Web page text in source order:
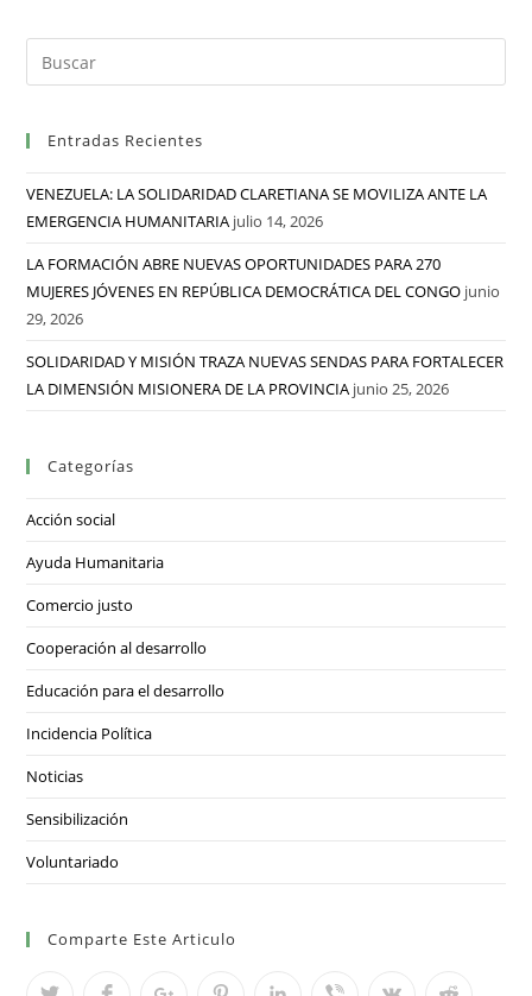
Entradas Recientes
VENEZUELA: LA SOLIDARIDAD CLARETIANA SE MOVILIZA ANTE LA
EMERGENCIA HUMANITARIA julio 14, 2026
LA FORMACIÓN ABRE NUEVAS OPORTUNIDADES PARA 270
MUJERES JÓVENES EN REPÚBLICA DEMOCRÁTICA DEL CONGO junio
29, 2026
SOLIDARIDAD Y MISIÓN TRAZA NUEVAS SENDAS PARA FORTALECER
LA DIMENSIÓN MISIONERA DE LA PROVINCIA junio 25, 2026
Categorías
Acción social
Ayuda Humanitaria
Comercio justo
Cooperación al desarrollo
Educación para el desarrollo
Incidencia Política
Noticias
Sensibilización
Voluntariado
Comparte Este Articulo